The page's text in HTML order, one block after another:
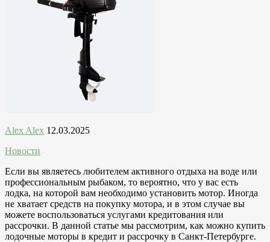
Alex Alex 12.03.2025
Новости
Если вы являетесь любителем активного отдыха на воде или
профессиональным рыбаком, то вероятно, что у вас есть
лодка, на которой вам необходимо установить мотор. Иногда
не хватает средств на покупку мотора, и в этом случае вы
можете воспользоваться услугами кредитования или
рассрочки. В данной статье мы рассмотрим, как можно купить
лодочные моторы в кредит и рассрочку в Санкт-Петербурге.